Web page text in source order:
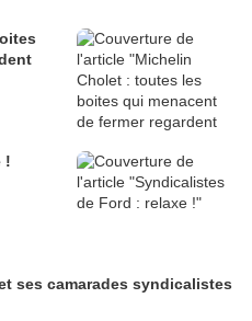
!
ses camarades syndicalistes